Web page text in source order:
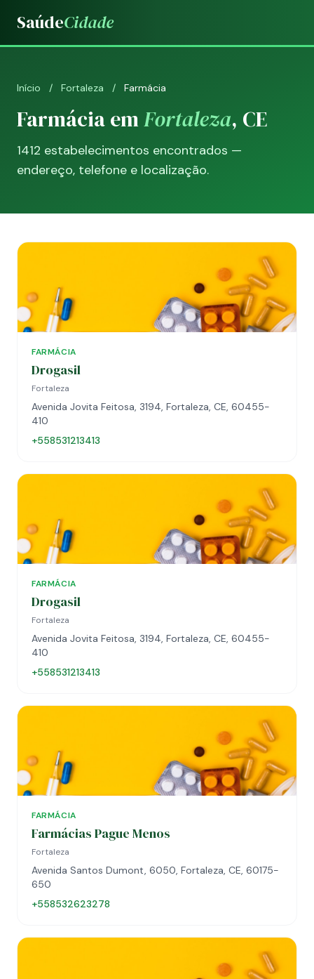
SaúdeCidade
Início / Fortaleza / Farmácia
Farmácia emFortaleza, CE
1412 estabelecimentos encontrados —
endereço, telefone e localização.
FARMÁCIA
Drogasil
Fortaleza
Avenida Jovita Feitosa, 3194, Fortaleza, CE, 60455-
410
+558531213413
FARMÁCIA
Drogasil
Fortaleza
Avenida Jovita Feitosa, 3194, Fortaleza, CE, 60455-
410
+558531213413
FARMÁCIA
Farmácias Pague Menos
Fortaleza
Avenida Santos Dumont, 6050, Fortaleza, CE, 60175-
650
+558532623278